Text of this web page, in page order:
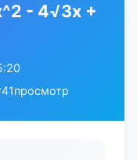
- 4√3x +
41просмотр